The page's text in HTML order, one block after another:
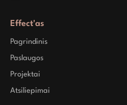
Effect'as
Pagrindinis
Paslaugos
Projektai
Atsiliepimai